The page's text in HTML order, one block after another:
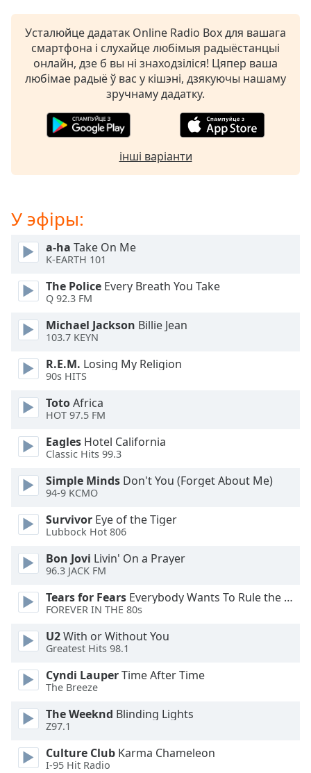
Remaining
Time-
off,
selected
subtitles
settings,
opens
subtitles
dialog
subtitles
off
selected
Audio
Track
Picture-
in-
Fullscreen
This
modal
window.
dialog
window.
Escape
cancel
and
close
Усталюйце дадатак Online Radio Box для вашага
смартфона і слухайце любімыя радыёстанцыі
онлайн, дзе б вы ні знаходзіліся! Цяпер ваша
любімае радыё ў вас у кішэні, дзякуючы нашаму
зручнаму дадатку.
інші варіанти
У эфіры:
a-ha Take On Me
K-EARTH 101
The Police Every Breath You Take
Q 92.3 FM
Michael Jackson Billie Jean
103.7 KEYN
R.E.M. Losing My Religion
90s HITS
TotoAfrica
HOT 97.5 FM
Eagles Hotel California
Classic Hits 99.3
Simple Minds Don't You (Forget About Me)
94-9 KCMO
Survivor Eye of the Tiger
Lubbock Hot 806
Bon Jovi Livin' On a Prayer
96.3 JACK FM
Tears for Fears Everybody Wants To Rule the World
FOREVER IN THE 80s
U2With or Without You
Greatest Hits 98.1
Cyndi LauperTime After Time
The Breeze
The Weeknd Blinding Lights
Z97.1
Culture Club Karma Chameleon
I-95 Hit Radio